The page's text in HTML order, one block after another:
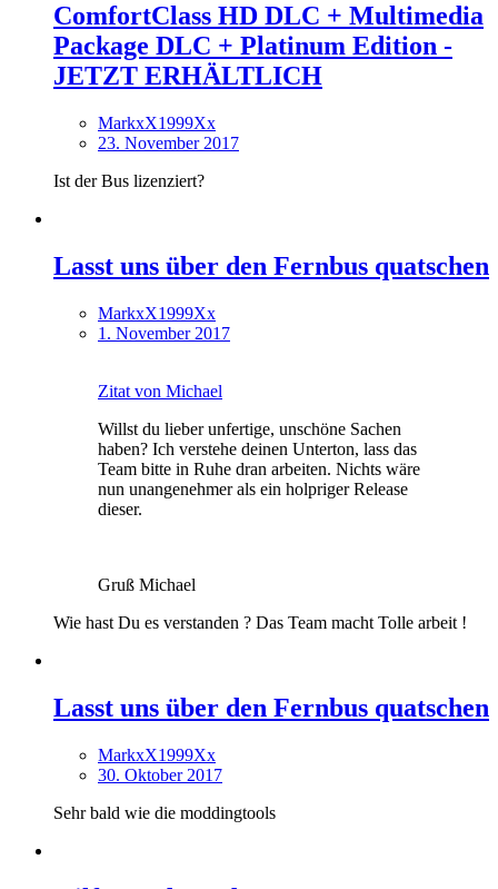
ComfortClass HD DLC + Multimedia
Package DLC + Platinum Edition -
JETZT ERHÄLTLICH
MarkxX1999Xx
23. November 2017
Ist der Bus lizenziert?
Lasst uns über den Fernbus quatschen
MarkxX1999Xx
1. November 2017
Zitat von Michael
Willst du lieber unfertige, unschöne Sachen
haben? Ich verstehe deinen Unterton, lass das
Team bitte in Ruhe dran arbeiten. Nichts wäre
nun unangenehmer als ein holpriger Release
dieser.
Gruß Michael
Wie hast Du es verstanden ? Das Team macht Tolle arbeit !
Lasst uns über den Fernbus quatschen
MarkxX1999Xx
30. Oktober 2017
Sehr bald wie die moddingtools